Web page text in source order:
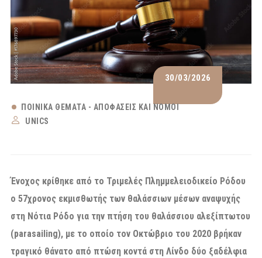
30/03/2026
ΠΟΙΝΙΚΆ ΘΈΜΑΤΑ - ΑΠΟΦΆΣΕΙΣ ΚΑΙ ΝΌΜΟΙ
UNICS
Ένοχος κρίθηκε από το Τριμελές Πλημμελειοδικείο Ρόδου
ο 57χρονος εκμισθωτής των θαλάσσιων μέσων αναψυχής
στη Νότια Ρόδο για την πτήση του θαλάσσιου αλεξίπτωτου
(parasailing), με το οποίο τον Οκτώβριο του 2020 βρήκαν
τραγικό θάνατο από πτώση κοντά στη Λίνδο δύο ξαδέλφια